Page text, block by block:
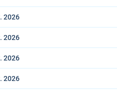
2026
2026
2026
2026